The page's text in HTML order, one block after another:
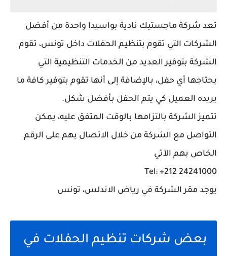
تعد شركة ماجستيك نادية بواسيدا واحدة من أفضل
الشركات التي تقوم بتنظيم الحفلات داخل تونس، تقوم
الشركة بتوفير العديد من الخدمات التنظيمية التي
يحتاجها أي حفل، بالإضافة إلى أنها تقوم بتوفير كافة ما
يريده العميل كي يتم الحفل بأفضل شكل.
تتميز الشركة بالتزامها بالوقت المتفق عليه، يمكن
التواصل مع الشركة من خلال الاتصال بهم على الرقم
الخاص بهم الآتي
Tel: +212 24241000
يوجد مقر الشركة في رياض الاندلس، تونس
بعض شركات تنظيم الحفلات في